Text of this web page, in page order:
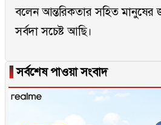
বলেন আন্তরিকতার সহিত মানুষের
সর্বদা সচেষ্ট আছি।
▐সর্বশেষ পাওয়া সংবাদ